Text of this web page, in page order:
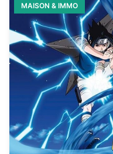
MAISON & IMMO